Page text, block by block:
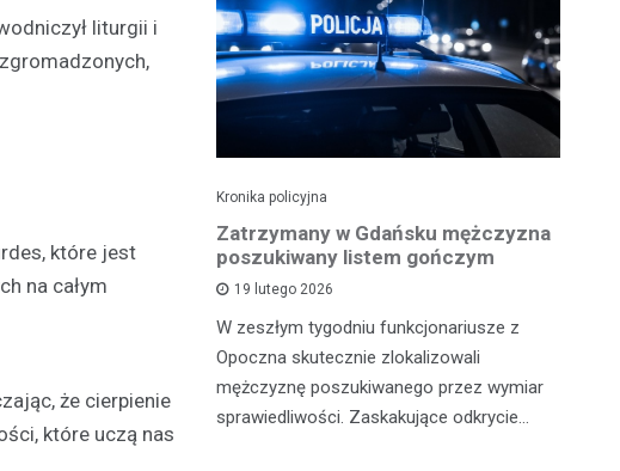
liturgii i
które jest
na całym
że cierpienie
które uczą nas
zdarzenia w
przez
kierujący potrącił
w pobliżu…
Kronika policyjna
Zatrzymany w Gdańsku mężczyzna
poszukiwany listem gończym
19 lutego 2026
W zeszłym tygodniu funkcjonariusze z
Opoczna skutecznie zlokalizowali
mężczyznę poszukiwanego przez wymiar
sprawiedliwości. Zaskakujące odkrycie…